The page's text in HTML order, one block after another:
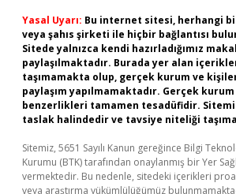
Yasal Uyarı: Bu internet sitesi, herhangi
veya şahıs şirketi ile hiçbir bağlantısı
Sitede yalnızca kendi hazırladığımız
paylaşılmaktadır. Burada yer alan
taşımamakta olup, gerçek kurum ve
paylaşım yapılmamaktadır. Gerçek
benzerlikleri tamamen tesadüfidir.
taslak halindedir ve tavsiye niteliği
Sitemiz, 5651 Sayılı Kanun gereğince Bilgi
Kurumu (BTK) tarafından onaylanmış bir Yer
vermektedir. Bu nedenle, sitedeki içerikleri
veya araştırma yükümlülüğümüz